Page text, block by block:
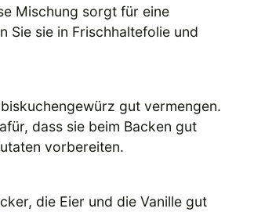
Mischung sorgt für eine
Sie sie in Frischhaltefolie und
gut vermengen.
dass sie beim Backen gut
vorbereiten.
die Eier und die Vanille gut